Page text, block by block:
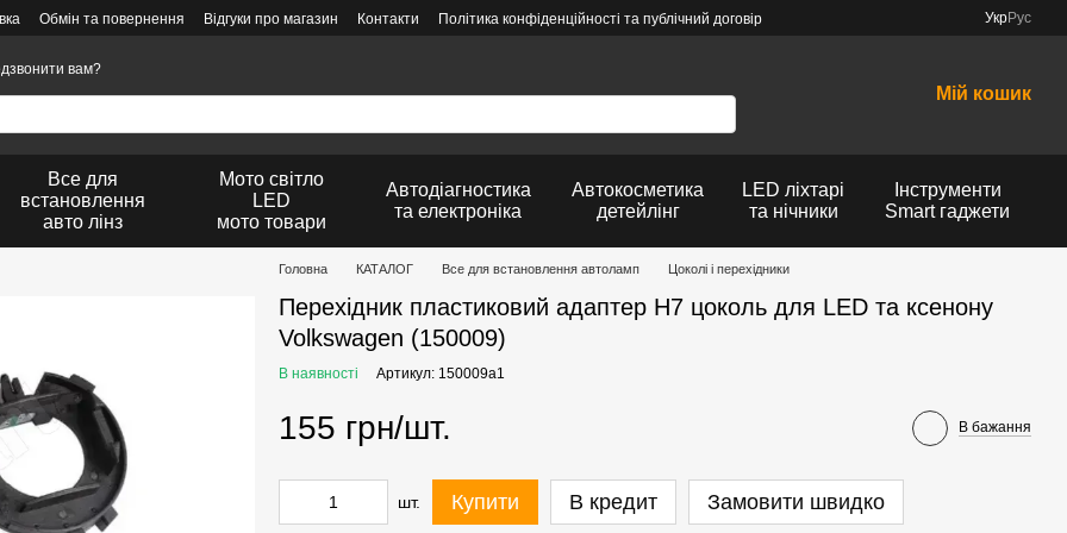
Обмін та повернення Відгуки про магазин Контакти Політика конфіденційності та публічний договір УкрРус
вам?
Мій кошик
Все для
встановлення
авто лінз
Мото світло
LED
мото товари
Автодіагностика
та електроніка
Автокосметика
детейлінг
LED ліхтарі
та нічники
Інструменти
Smart гаджети
Головна КАТАЛОГ Все для встановлення автоламп Цоколі і перехідники
Перехідник пластиковий адаптер H7 цоколь для LED та ксенону
Volkswagen (150009)
В наявності Артикул: 150009a1
155 грн/шт. В бажання
шт. Купити В кредит Замовити швидко